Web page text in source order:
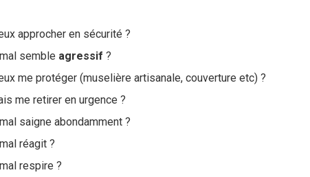
approcher en sécurité ?
semble agressif ?
me protéger (muselière artisanale, couverture etc) ?
me retirer en urgence ?
saigne abondamment ?
réagit ?
respire ?